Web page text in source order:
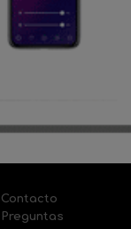
Contacto
Preguntas